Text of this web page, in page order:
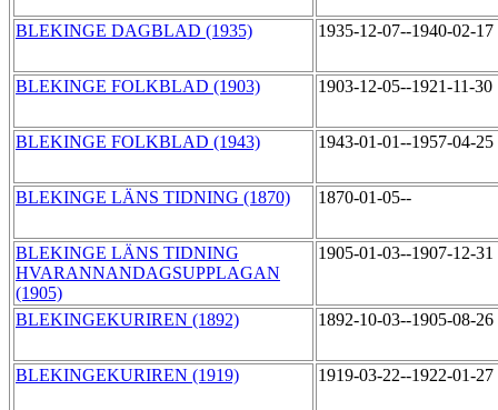
BLEKINGE DAGBLAD (1935) 1935-12-07--1940-02-17
BLEKINGE FOLKBLAD (1903) 1903-12-05--1921-11-30
BLEKINGE FOLKBLAD (1943) 1943-01-01--1957-04-25
BLEKINGE LÄNS TIDNING (1870) 1870-01-05--
BLEKINGE LÄNS TIDNING
HVARANNANDAGSUPPLAGAN
(1905)
1905-01-03--1907-12-31
BLEKINGEKURIREN (1892) 1892-10-03--1905-08-26
BLEKINGEKURIREN (1919) 1919-03-22--1922-01-27